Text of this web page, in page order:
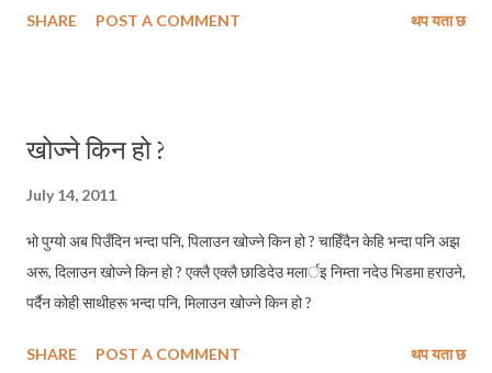
लक्ष्मीजयन्ती र भुपीजयन्ती जस्ता दिवसहरु साहित्यकर्ममा लागेकाहरुका लागि महत्वपुर्ण
भानु जयन्ती मनाउने सन्दर्भमा पनि म्याग्दीमा छन भनिएका आधा दर्जन कुनै पनि
समन्वय गरे पश्चात उक्त कार्यक्रम सम्भव भएको हो । हुन त त्यस...
SHARE POST A COMMENT थप यता छ
खोज्ने किन हो ?
July 14, 2011
भो पुग्यो अब पिउँदिन भन्दा पनि, पिलाउन खोज्ने किन हो ? चाहिँदैन केहि भन्दा पनि अझ
अरू, दिलाउन खोज्ने किन हो ? एक्लै एक्लै छाडिदेउ मलार्इ निम्ता नदेउ भिडमा हराउने,
पर्दैन कोही साथीहरू भन्दा पनि, मिलाउन खोज्ने किन हो ?
SHARE POST A COMMENT थप यता छ